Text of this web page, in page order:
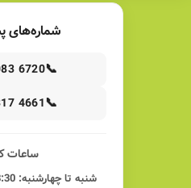
شماره‌های
📞
6720
📞
4661
ساعات
شنبه تا چهارشنبه: 8:30 صبح الی 8 شب